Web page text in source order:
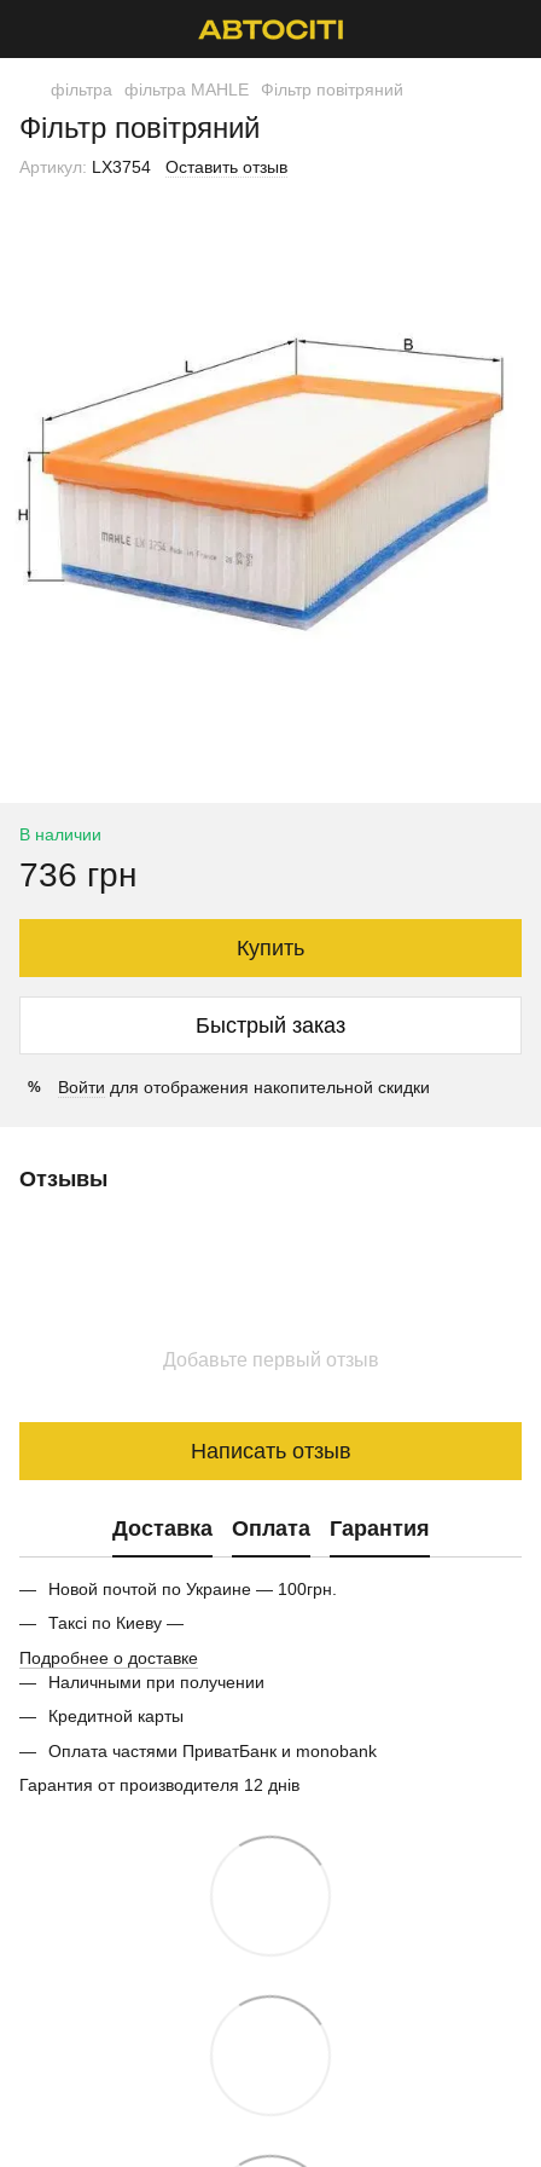
фільтра фільтра MAHLE Фільтр повітряний
Фільтр повітряний
Артикул: LX3754 Оставить отзыв
В наличии
736 грн
Купить
Быстрый заказ
% Войти для отображения накопительной скидки
Отзывы
Добавьте первый отзыв
Написать отзыв
Доставка Оплата Гарантия
Новой почтой по Украине — 100грн.
Таксі по Киеву —
Подробнее о доставке
Наличными при получении
Кредитной карты
Оплата частями ПриватБанк и monobank
Гарантия от производителя 12 днів